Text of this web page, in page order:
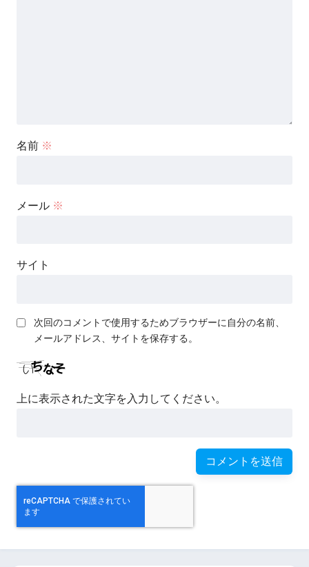
名前 ※
メール ※
サイト
次回のコメントで使用するためブラウザーに自分の名前、
メールアドレス、サイトを保存する。
上に表示された文字を入力してください。